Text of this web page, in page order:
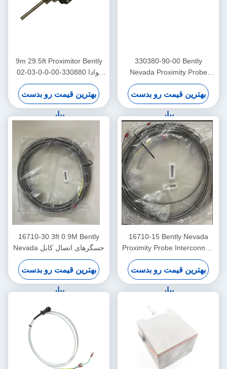
9m 29.5ft Proximitor Bently
نوادا 330880-00-0-0-03-02
جمع آوری پردازنده نزدیکی
PROXPAC
بهترین قیمت رو بدست
بیار
330380-90-00 Bently
Nevada Proximity Probe
3300 XL حسگر نزدیک شدن با
دمای بالا
بهترین قیمت رو بدست
بیار
16710-30 3ft 0.9M Bently
Nevada حسگرهای اتصال کابل
بهترین قیمت رو بدست
بیار
16710-15 Bently Nevada
Proximity Probe Interconnect
Cable با زره -15 - C
بهترین قیمت رو بدست
بیار